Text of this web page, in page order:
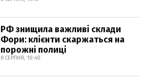
РФ знищила важливі склади
Фори: клієнти скаржаться на
порожні полиці
8 СЕРПНЯ, 10:40